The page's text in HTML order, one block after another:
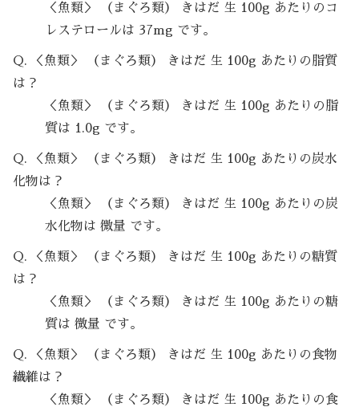
＜魚類＞ （まぐろ類） きはだ 生 100g あたりのコ
レステロールは 37mg です。
Q. ＜魚類＞ （まぐろ類） きはだ 生 100g あたりの脂質
は？
＜魚類＞ （まぐろ類） きはだ 生 100g あたりの脂
質は 1.0g です。
Q. ＜魚類＞ （まぐろ類） きはだ 生 100g あたりの炭水
化物は？
＜魚類＞ （まぐろ類） きはだ 生 100g あたりの炭
水化物は 微量 です。
Q. ＜魚類＞ （まぐろ類） きはだ 生 100g あたりの糖質
は？
＜魚類＞ （まぐろ類） きはだ 生 100g あたりの糖
質は 微量 です。
Q. ＜魚類＞ （まぐろ類） きはだ 生 100g あたりの食物
繊維は？
＜魚類＞ （まぐろ類） きはだ 生 100g あたりの食